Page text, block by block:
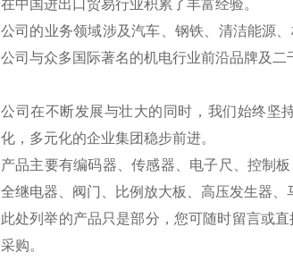
在中国进出口贸易行业积累了丰富经验。
公司的业务领域涉及汽车、钢铁、清洁能源
公司与众多国际著名的机电行业前沿品牌及二
公司在不断发展与壮大的同时，我们始终坚
化，多元化的企业集团稳步前进。
产品主要有编码器、传感器、电子尺、控制
全继电器、阀门、比例放大板、高压发生器、
此处列举的产品只是部分，您可随时留言或
采购。